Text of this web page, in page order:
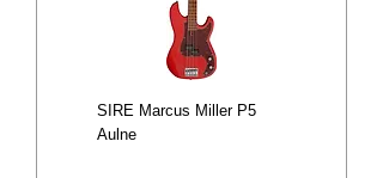
SIRE Marcus Miller P5
Aulne